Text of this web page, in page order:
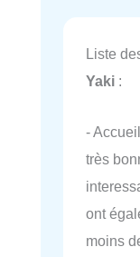
Liste
Yaki :
-
très
ont
moins